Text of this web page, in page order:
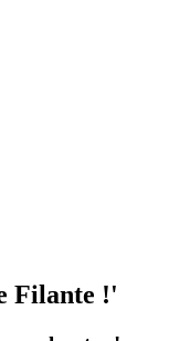
Filante !'